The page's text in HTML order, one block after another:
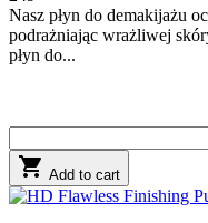
Nasz płyn do demakijażu
podrażniając wrażliwej
płyn do...
 Add to cart